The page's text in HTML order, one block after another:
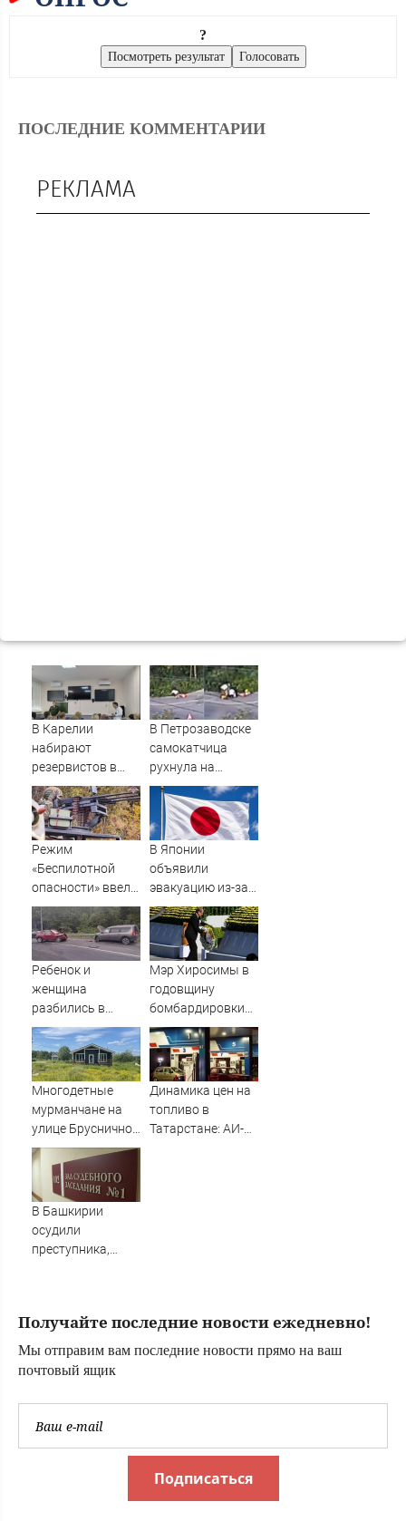
?
ПОСЛЕДНИЕ КОММЕНТАРИИ
РЕКЛАМА
В Карелии
набирают
резервистов в
огневые группы
(ФОТО)
В Петрозаводске
самокатчица
рухнула на
тротуар (ВИДЕО)
Режим
«Беспилотной
опасности» ввели
в Башкирии 6
августа
В Японии
объявили
эвакуацию из-за
приближения
мощного тайфуна
Ребенок и
женщина
разбились в
аварии в
Приладожье
Мэр Хиросимы в
годовщину
бомбардировки
ни разу не
упомянул США в
речи
Многодетные
мурманчане на
улице Брусничной
ждут
электричества 11
Динамика цен на
топливо в
Татарстане: АИ-92
В Башкирии
осудили
преступника,
Получайте последние новости ежедневно!
Мы отправим вам последние новости прямо на ваш
почтовый ящик
Подписаться